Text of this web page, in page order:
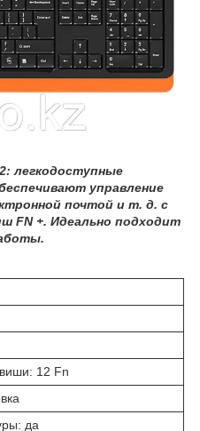
легкодоступные
управление
почтой и т. д. с
FN +. Идеально подходит
12 Fn
да